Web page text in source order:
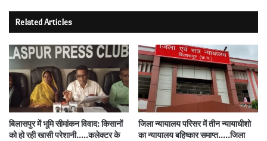
Related Articles
बिलासपुर में भूमि सीमांकन विवाद: किसानों
को हो रही खासी परेशानी…..कलेक्टर के
जिला न्यायालय परिसर में तीन न्यायाधीशो
का न्यायालय बहिष्कार समाप्त…..जिला